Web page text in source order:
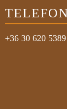
+36 30 620 5389